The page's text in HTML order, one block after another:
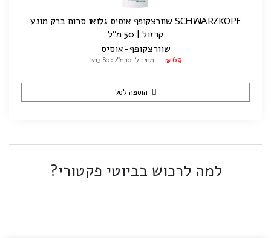
SCHWARZKOPF שוורצקופף אוסיס גלואו סרום ברק מונע
קרזול | 50 מ"ל
שוורצקופף-אוסיס
₪ 69 מחיר ל-10 מ"ל: ₪13.80
הוספה לסל
למה לרכוש בביוטי פקטורי?